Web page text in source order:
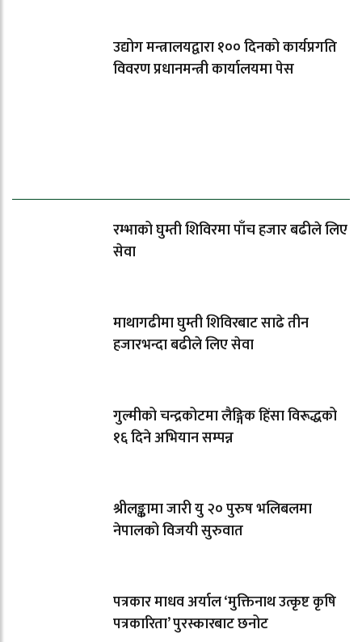
उद्योग मन्त्रालयद्वारा १०० दिनको कार्यप्रगति
विवरण प्रधानमन्त्री कार्यालयमा पेस
रम्भाको घुम्ती शिविरमा पाँच हजार बढीले लिए
सेवा
माथागढीमा घुम्ती शिविरबाट साढे तीन
हजारभन्दा बढीले लिए सेवा
गुल्मीको चन्द्रकोटमा लैङ्गिक हिंसा विरूद्धको
१६ दिने अभियान सम्पन्न
श्रीलङ्कामा जारी यु २० पुरुष भलिबलमा
नेपालको विजयी सुरुवात
पत्रकार माधव अर्याल ‘मुक्तिनाथ उत्कृष्ट कृषि
पत्रकारिता’ पुरस्कारबाट छनोट